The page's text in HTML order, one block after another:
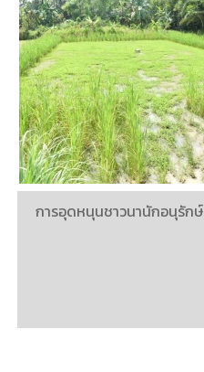
การอุดหนุนชาวนานักอนุรักษ์